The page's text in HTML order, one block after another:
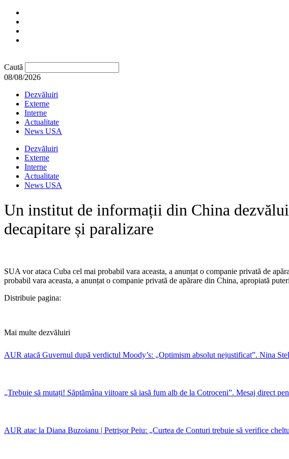
Caută
08/08/2026
Dezvăluiri
Externe
Interne
Actualitate
News USA
Dezvăluiri
Externe
Interne
Actualitate
News USA
Un institut de informații din China
decapitare și paralizare
SUA vor ataca Cuba cel mai probabil vara aceasta, a anunțat o companie privată de
probabil vara aceasta, a anunțat o companie privată de apărare din China, apropiată
Distribuie pagina:
Mai multe dezvăluiri
AUR atacă Guvernul după verdictul Moody’s: „Optimism absolut nejustificat”. Nina
„Trebuie să mutați! Săptămâna viitoare să iasă fum alb de la Cotroceni”. Mesaj direct
AUR atac la Diana Buzoianu | Petrișor Peiu: „Curtea de Conturi trebuie să verifice